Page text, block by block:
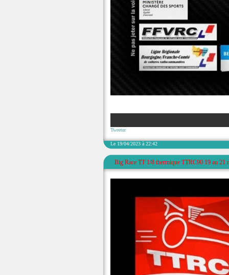
Tweeter
Le 19/04/2023 à 22:42
Big Race TT 1/8 thermique TTRC90 19 au 21